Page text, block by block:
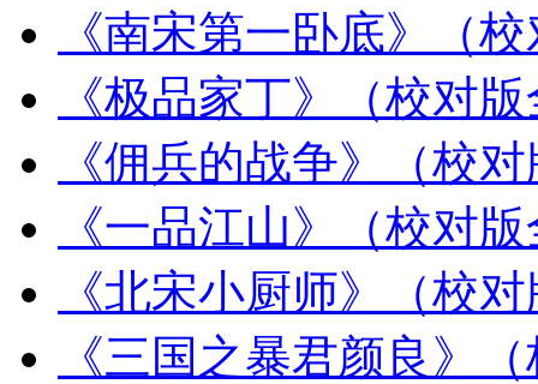
《南宋第一卧底》（
《极品家丁》（校对
《佣兵的战争》（校
《一品江山》（校对
《北宋小厨师》（校
《三国之暴君颜良》